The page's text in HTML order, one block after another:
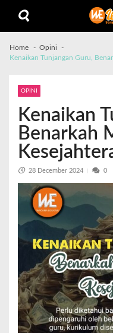
Home
Opini
Kenaikan Tunjangan Guru,
OPINI
Kenaikan
Benarkah
28 December 2024 0